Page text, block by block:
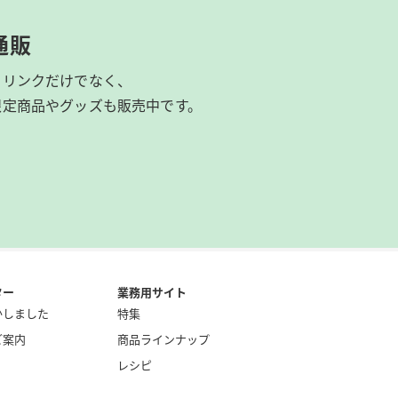
販
ンクだけでなく、
商品やグッズも販売中です。
ました
内
業務用サイト
特集
商品ラインナップ
レシピ